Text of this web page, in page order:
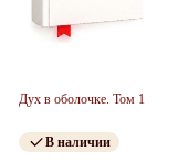
Дух в оболочке. Том 1
В наличии